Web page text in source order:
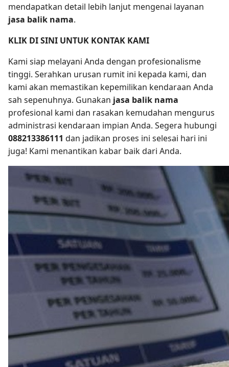
mendapatkan detail lebih lanjut mengenai layanan
jasa balik nama.
KLIK DI SINI UNTUK KONTAK KAMI
Kami siap melayani Anda dengan profesionalisme
tinggi. Serahkan urusan rumit ini kepada kami, dan
kami akan memastikan kepemilikan kendaraan Anda
sah sepenuhnya. Gunakan jasa balik nama
profesional kami dan rasakan kemudahan mengurus
administrasi kendaraan impian Anda. Segera hubungi
088213386111 dan jadikan proses ini selesai hari ini
juga! Kami menantikan kabar baik dari Anda.